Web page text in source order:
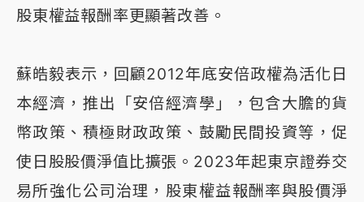
股東權益報酬率更顯著改善。
蘇皓毅表示，回顧2012年底安倍政權為活化日
本經濟，推出「安倍經濟學」，包含大膽的貨
幣政策、積極財政政策、鼓勵民間投資等，促
使日股股價淨值比擴張。2023年起東京證券交
易所強化公司治理，股東權益報酬率與股價淨